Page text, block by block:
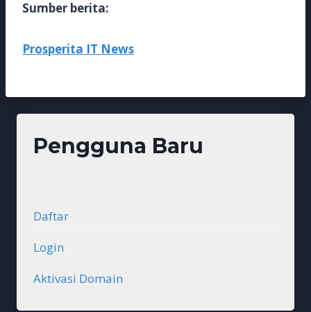
Sumber berita:
Prosperita IT News
Pengguna Baru
Daftar
Login
Aktivasi Domain